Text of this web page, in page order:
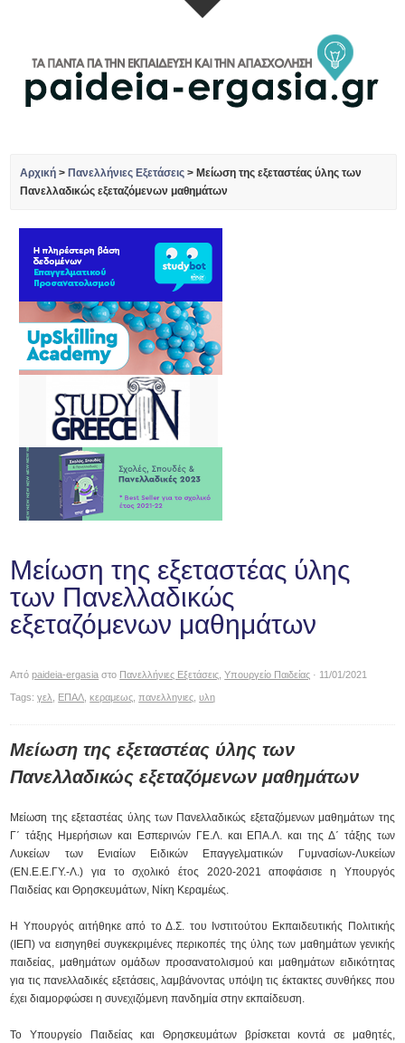
Αρχική > Πανελλήνιες Εξετάσεις > Μείωση της εξεταστέας ύλης των
Πανελλαδικώς εξεταζόμενων μαθημάτων
Μείωση της εξεταστέας ύλης
των Πανελλαδικώς
εξεταζόμενων μαθημάτων
Απόpaideia-ergasia στο Πανελλήνιες Εξετάσεις ,Υπουργείο Παιδείας · 11/01/2021
Tags:γελ ΕΠΑΛ ,κεραμεως ,πανελληνιες ,υλη
Μείωση της εξεταστέας ύλης των
Πανελλαδικώς εξεταζόμενων μαθημάτων
Μείωση της εξεταστέας ύλης των Πανελλαδικώς εξεταζόμενων μαθημάτων της
Γ΄ τάξης Ημερήσιων και Εσπερινών ΓΕ.Λ. και ΕΠΑ.Λ. και της Δ΄ τάξης των
Λυκείων των Ενιαίων Ειδικών Επαγγελματικών Γυμνασίων-Λυκείων
(ΕΝ.Ε.Ε.ΓΥ.-Λ.) για το σχολικό έτος 2020-2021 αποφάσισε η Υπουργός
Παιδείας και Θρησκευμάτων, Νίκη Κεραμέως.
Η Υπουργός αιτήθηκε από το Δ.Σ. του Ινστιτούτου Εκπαιδευτικής Πολιτικής
(ΙΕΠ) να εισηγηθεί συγκεκριμένες περικοπές της ύλης των μαθημάτων γενικής
παιδείας, μαθημάτων ομάδων προσανατολισμού και μαθημάτων ειδικότητας
για τις πανελλαδικές εξετάσεις, λαμβάνοντας υπόψη τις έκτακτες συνθήκες που
έχει διαμορφώσει η συνεχιζόμενη πανδημία στην εκπαίδευση.
Το Υπουργείο Παιδείας και Θρησκευμάτων βρίσκεται κοντά σε μαθητές,